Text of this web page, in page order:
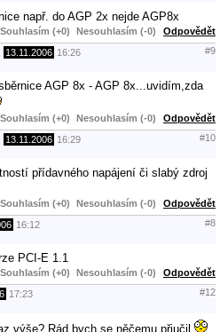
např. do AGP 2x nejde AGP8x
Souhlasím (+0) Nesouhlasím (-0) Odpovědět
13.11.2006 16:26 #9
AGP 8x - AGP 8x...uvidím,zda
Souhlasím (+0) Nesouhlasím (-0) Odpovědět
13.11.2006 16:29 #10
přídavného napájení či slabý zdroj
Souhlasím (+0) Nesouhlasím (-0) Odpovědět
16:12 #8
PCI-E 1.1
Souhlasím (+0) Nesouhlasím (-0) Odpovědět
17:23 #12
výše? Rád bych se něčemu přiučil